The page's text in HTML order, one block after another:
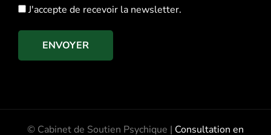
J'accepte de recevoir la newsletter.
ENVOYER
© Cabinet de Soutien Psychique | Consultation en